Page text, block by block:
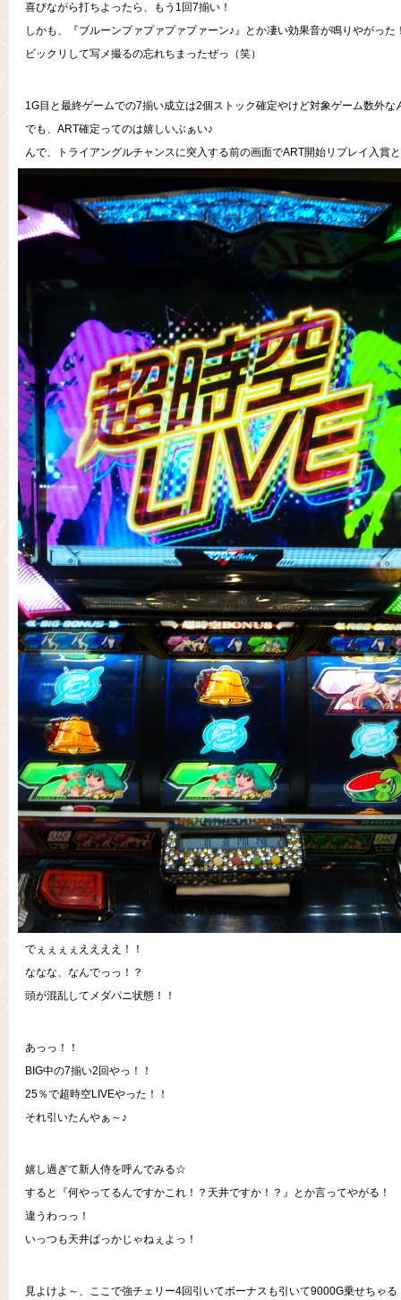
喜びながら打ちよったら、もう1回7揃い！
しかも、『ブルーンプァプァプァプァーン♪』とか凄い効果音が鳴りやがった
ビックリして写メ撮るの忘れちまったぜっ（笑）
1G目と最終ゲームでの7揃い成立は2個ストック確定やけど対象ゲーム数外
でも、ART確定ってのは嬉しいぶぁい♪
んで、トライアングルチャンスに突入する前の画面でART開始リプレイ入賞
でぇぇぇぇええええ！！
ななな、なんでっっ！？
頭が混乱してメダパニ状態！！
あっっ！！
BIG中の7揃い2回やっ！！
25％で超時空LIVEやった！！
それ引いたんやぁ～♪
嬉し過ぎて新人侍を呼んでみる☆
すると『何やってるんですかこれ！？天井ですか！？』とか言ってやがる！
違うわっっ！
いっつも天井ばっかじゃねぇよっ！
見よけよ～、ここで強チェリー4回引いてボーナスも引いて9000G乗せちゃる